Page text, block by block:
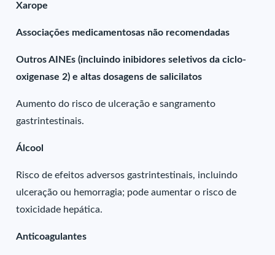
Xarope
Associações medicamentosas não recomendadas
Outros AINEs (incluindo inibidores seletivos da ciclo-
oxigenase 2) e altas dosagens de salicilatos
Aumento do risco de ulceração e sangramento
gastrintestinais.
Álcool
Risco de efeitos adversos gastrintestinais, incluindo
ulceração ou hemorragia; pode aumentar o risco de
toxicidade hepática.
Anticoagulantes